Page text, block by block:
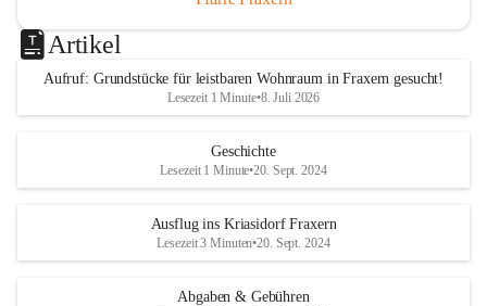
Artikel
Aufruf: Grundstücke für leistbaren Wohnraum in Fraxern gesucht!
Lesezeit 1 Minute•8. Juli 2026
Geschichte
Lesezeit 1 Minute•20. Sept. 2024
Ausflug ins Kriasidorf Fraxern
Lesezeit 3 Minuten•20. Sept. 2024
Abgaben & Gebühren